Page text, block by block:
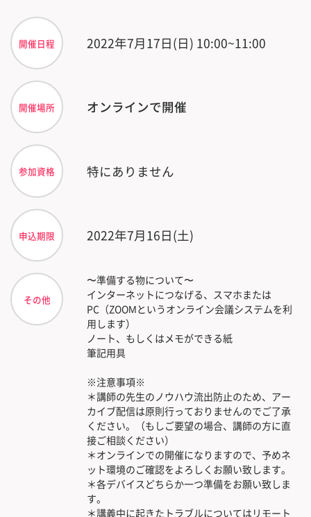
開催日程 2022年7月17日(日) 10:00~11:00
開催場所 オンラインで開催
参加資格 特にありません
申込期限 2022年7月16日(土)
その他
〜準備する物について〜
インターネットにつなげる、スマホまたは
PC（ZOOMというオンライン会議システムを利
用します）
ノート、もしくはメモができる紙
筆記用具
※注意事項※
＊講師の先生のノウハウ流出防止のため、アー
カイブ配信は原則行っておりませんのでご了承
ください。（もしご要望の場合、講師の方に直
接ご相談ください）
＊オンラインでの開催になりますので、予めネ
ット環境のご確認をよろしくお願い致します。
＊各デバイスどちらか一つ準備をお願い致しま
す。
＊講義中に起きたトラブルについてはリモート